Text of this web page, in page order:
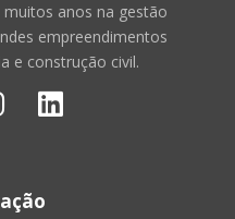
anos na gestão
empreendimentos
e construção civil.